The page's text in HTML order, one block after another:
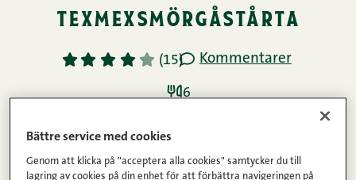
texmexsmörgåstårta
1 2 3 4 5 (15) Kommentarer
6
Bättre service med cookies
Genom att klicka på "acceptera alla cookies" samtycker du till
lagring av cookies på din enhet för att förbättra navigeringen på